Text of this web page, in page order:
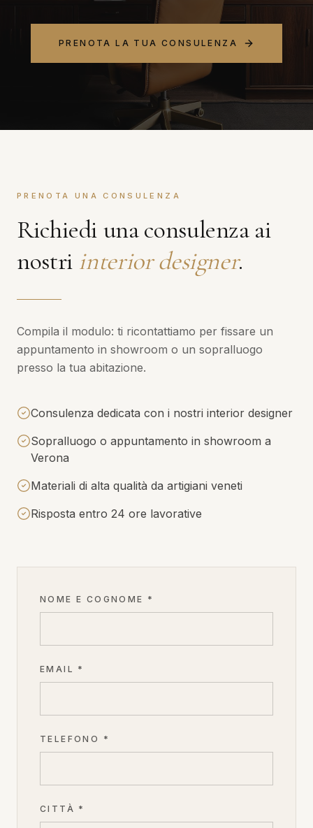
PRENOTA LA TUA CONSULENZA
PRENOTA UNA CONSULENZA
Richiedi una consulenza ai
nostri interior designer.
Compila il modulo: ti ricontattiamo per fissare un
appuntamento in showroom o un sopralluogo
presso la tua abitazione.
Consulenza dedicata con i nostri interior designer
Sopralluogo o appuntamento in showroom a
Verona
Materiali di alta qualità da artigiani veneti
Risposta entro 24 ore lavorative
NOME E COGNOME *
EMAIL *
TELEFONO *
CITTÀ *